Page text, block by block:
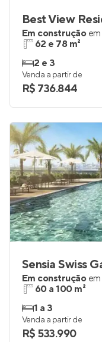
Best View
Em construção em
62 e 78 m²
2 e 3
Venda a partir de
R$ 736.844
Sensia Swiss
Em construção em
60 a 100 m²
1 a 3
Venda a partir de
R$ 533.990